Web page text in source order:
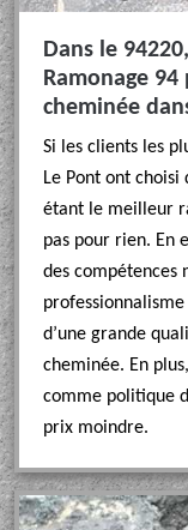
Dans le
Ramonage
cheminée
Si les clients les
Le Pont ont
étant le meilleur
pas pour rien. En
des compétences
d’une grande
cheminée. En
comme politique
prix moindre.